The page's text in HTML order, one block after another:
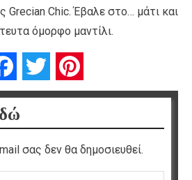
Grecian Chic. Έβαλε στο… μάτι και
όμορφο μαντίλι.
FacebookTwitter
σας δεν θα δημοσιευθεί.